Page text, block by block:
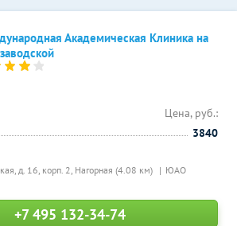
Академическая Клиника на
д. 16, корп. 2, Нагорная (4.08 км) ЮАО
Цена, руб.:
3840
+7 495 132-34-74